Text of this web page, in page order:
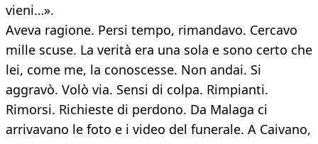
vieni…».
Aveva ragione. Persi tempo, rimandavo. Cercavo
mille scuse. La verità era una sola e sono certo che
lei, come me, la conoscesse. Non andai. Si
aggravò. Volò via. Sensi di colpa. Rimpianti.
Rimorsi. Richieste di perdono. Da Malaga ci
arrivavano le foto e i video del funerale. A Caivano,